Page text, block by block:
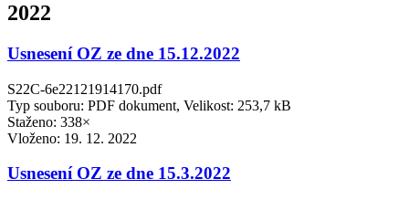
2022
Usnesení OZ ze dne 15.12.2022
S22C-6e22121914170.pdf
Typ souboru: PDF dokument, Velikost: 253,7 kB
Staženo: 338×
Vloženo: 19. 12. 2022
Usnesení OZ ze dne 15.3.2022